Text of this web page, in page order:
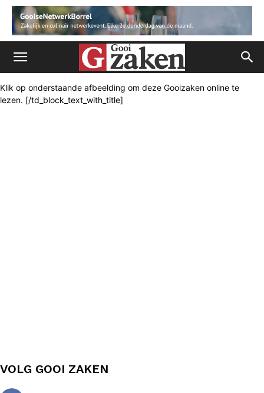
Klik op onderstaande afbeelding om deze Gooizaken online te
lezen. [/td_block_text_with_title]
VOLG GOOI ZAKEN